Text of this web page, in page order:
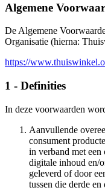
Algemene
De Algemene
Organisatie (hierna:
https://
1 - Definities
In deze voorwaarden
Aanvullende
consument
in verband met een
digitale inhoud en/
geleverd of door
tussen die derde en